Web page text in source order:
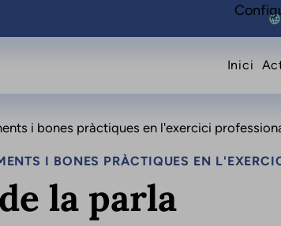
Inici
i bones pràctiques en l'exercici
I BONES PRÀCTIQUES EN
la parla